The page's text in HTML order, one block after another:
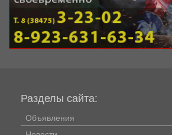
Разделы сайта:
Объявления